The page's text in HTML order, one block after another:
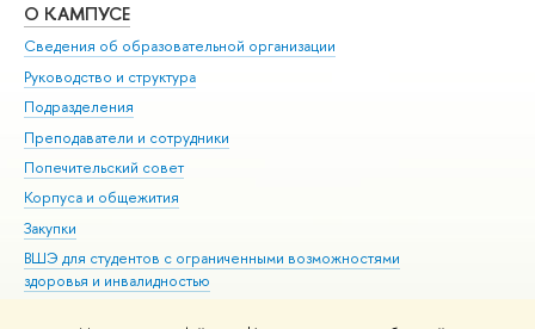
О КАМПУСЕ
Сведения об образовательной организации
Руководство и структура
Подразделения
Преподаватели и сотрудники
Попечительский совет
Корпуса и общежития
Закупки
ВШЭ для студентов с ограниченными возможностями
здоровья и инвалидностью